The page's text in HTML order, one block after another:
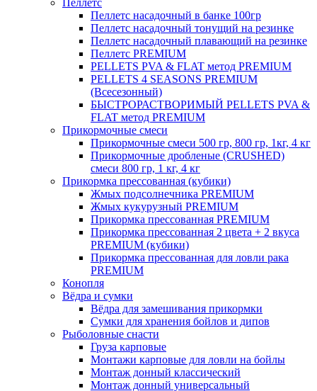
Пеллетс насадочный в банке 100гр
Пеллетс насадочный тонущий на резинке
Пеллетс насадочный плавающий на резинке
Пеллетс PREMIUM
PELLETS PVA & FLAT метод PREMIUM
PELLETS 4 SEASONS PREMIUM
(Всесезонный)
БЫСТРОРАСТВОРИМЫЙ PELLETS PVA &
FLAT метод PREMIUM
Прикормочные смеси
Прикормочные смеси 500 гр, 800 гр, 1кг, 4 кг
Прикормочные дробленые (CRUSHED)
смеси 800 гр, 1 кг, 4 кг
Прикормка прессованная (кубики)
Жмых подсолнечника PREMIUM
Жмых кукурузный PREMIUM
Прикормка прессованная PREMIUM
Прикормка прессованная 2 цвета + 2 вкуса
PREMIUM (кубики)
Прикормка прессованная для ловли рака
PREMIUM
Конопля
Вёдра и сумки
Вёдра для замешивания прикормки
Сумки для хранения бойлов и дипов
Рыболовные снасти
Груза карповые
Монтажи карповые для ловли на бойлы
Монтаж донный классический
Монтаж донный универсальный